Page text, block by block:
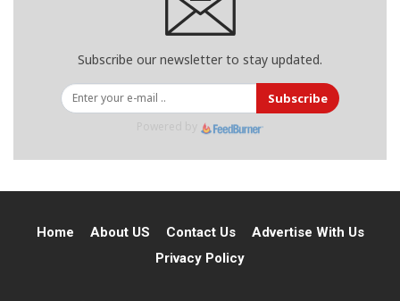
Subscribe our newsletter to stay updated.
Subscribe
Home About US Contact Us
Advertise With Us
Privacy Policy